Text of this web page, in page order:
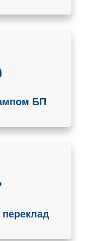
БП
переклад